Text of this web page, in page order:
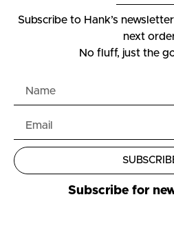
Subscribe to Hank’s
next
No fluff, just the
Subscribe for